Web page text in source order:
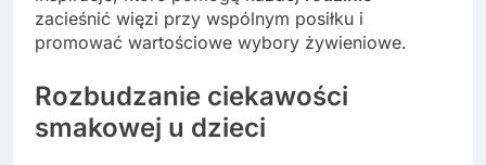
zacieśnić więzi przy wspólnym posiłku i
promować wartościowe wybory żywieniowe.
Rozbudzanie ciekawości
smakowej u dzieci